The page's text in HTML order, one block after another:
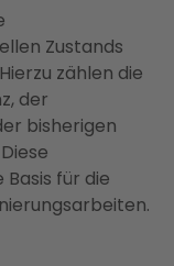
Zustands
zählen die
der
bisherigen
für die